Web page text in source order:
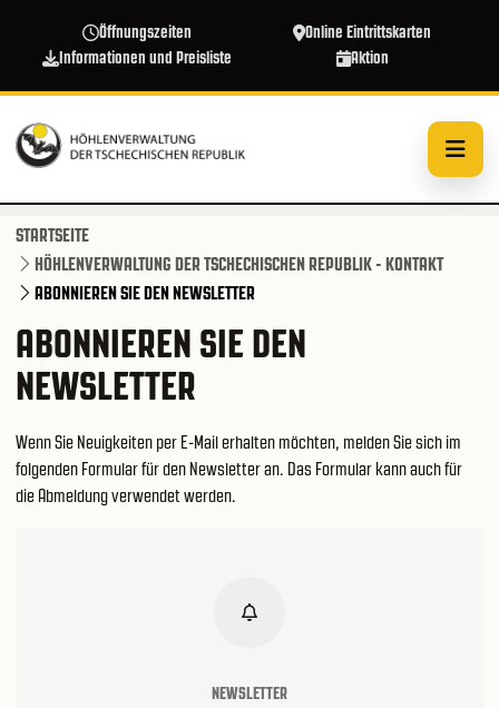
Öffnungszeiten
Online Eintrittskarten
Informationen und Preisliste
Aktion
STARTSEITE
HÖHLENVERWALTUNG DER TSCHECHISCHEN REPUBLIK - KONTAKT
ABONNIEREN SIE DEN NEWSLETTER
ABONNIEREN SIE DEN
NEWSLETTER
Wenn Sie Neuigkeiten per E-Mail erhalten möchten, melden Sie sich im
folgenden Formular für den Newsletter an. Das Formular kann auch für
die Abmeldung verwendet werden.
NEWSLETTER